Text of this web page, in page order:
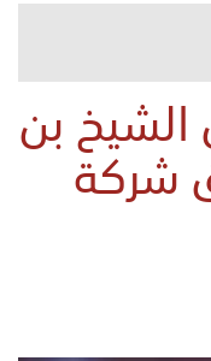
بن
شركة